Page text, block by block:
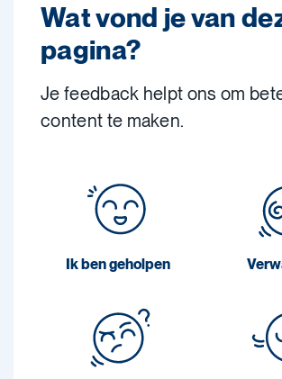
Wat vond je van
pagina?
Je feedback helpt ons om
content te maken.
Ik ben geholpen